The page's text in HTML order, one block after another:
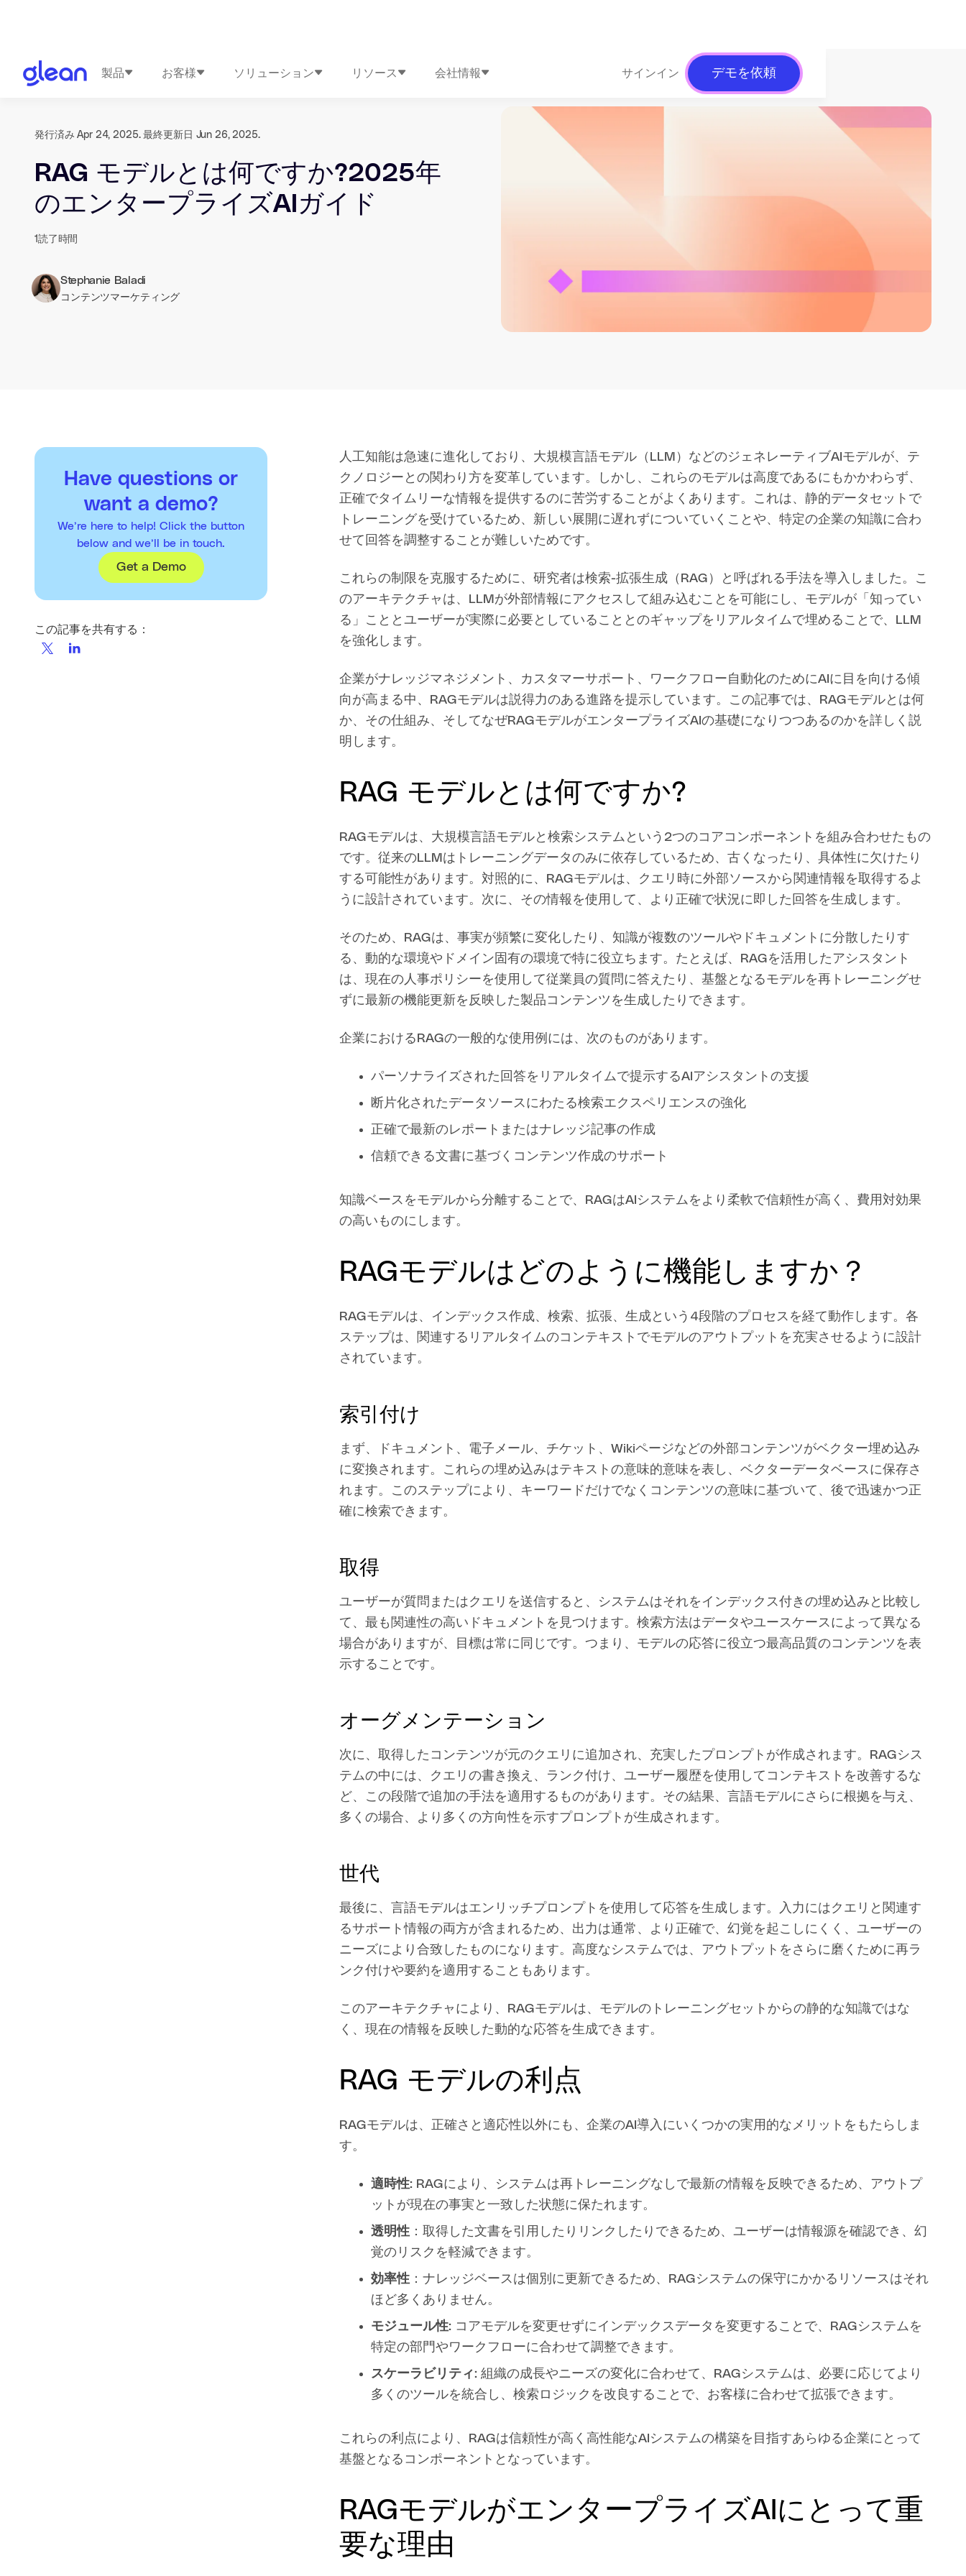
製品 お客様 ソリューション リソース 会社情報 サインイン デモを依頼
発行済み Apr 24, 2025. 最終更新日 Jun 26, 2025.
RAG モデルとは何ですか?2025年
のエンタープライズAIガイド
1読了時間
Stephanie Baladi
コンテンツマーケティング
Have questions or
want a demo?
We’re here to help! Click the button
below and we’ll be in touch.
Get a Demo
この記事を共有する：
人工知能は急速に進化しており、大規模言語モデル（LLM）などのジェネレーティブAIモデルが、テ
クノロジーとの関わり方を変革しています。しかし、これらのモデルは高度であるにもかかわらず、
正確でタイムリーな情報を提供するのに苦労することがよくあります。これは、静的データセットで
トレーニングを受けているため、新しい展開に遅れずについていくことや、特定の企業の知識に合わ
せて回答を調整することが難しいためです。
これらの制限を克服するために、研究者は検索-拡張生成（RAG）と呼ばれる手法を導入しました。こ
のアーキテクチャは、LLMが外部情報にアクセスして組み込むことを可能にし、モデルが「知ってい
る」こととユーザーが実際に必要としていることとのギャップをリアルタイムで埋めることで、LLM
を強化します。
企業がナレッジマネジメント、カスタマーサポート、ワークフロー自動化のためにAIに目を向ける傾
向が高まる中、RAGモデルは説得力のある進路を提示しています。この記事では、RAGモデルとは何
か、その仕組み、そしてなぜRAGモデルがエンタープライズAIの基礎になりつつあるのかを詳しく説
明します。
RAG モデルとは何ですか?
RAGモデルは、大規模言語モデルと検索システムという2つのコアコンポーネントを組み合わせたもの
です。従来のLLMはトレーニングデータのみに依存しているため、古くなったり、具体性に欠けたり
する可能性があります。対照的に、RAGモデルは、クエリ時に外部ソースから関連情報を取得するよ
うに設計されています。次に、その情報を使用して、より正確で状況に即した回答を生成します。
そのため、RAGは、事実が頻繁に変化したり、知識が複数のツールやドキュメントに分散したりす
る、動的な環境やドメイン固有の環境で特に役立ちます。たとえば、RAGを活用したアシスタント
は、現在の人事ポリシーを使用して従業員の質問に答えたり、基盤となるモデルを再トレーニングせ
ずに最新の機能更新を反映した製品コンテンツを生成したりできます。
企業におけるRAGの一般的な使用例には、次のものがあります。
パーソナライズされた回答をリアルタイムで提示するAIアシスタントの支援
断片化されたデータソースにわたる検索エクスペリエンスの強化
正確で最新のレポートまたはナレッジ記事の作成
信頼できる文書に基づくコンテンツ作成のサポート
知識ベースをモデルから分離することで、RAGはAIシステムをより柔軟で信頼性が高く、費用対効果
の高いものにします。
RAGモデルはどのように機能しますか？
RAGモデルは、インデックス作成、検索、拡張、生成という4段階のプロセスを経て動作します。各
ステップは、関連するリアルタイムのコンテキストでモデルのアウトプットを充実させるように設計
されています。
索引付け
まず、ドキュメント、電子メール、チケット、Wikiページなどの外部コンテンツがベクター埋め込み
に変換されます。これらの埋め込みはテキストの意味的意味を表し、ベクターデータベースに保存さ
れます。このステップにより、キーワードだけでなくコンテンツの意味に基づいて、後で迅速かつ正
確に検索できます。
取得
ユーザーが質問またはクエリを送信すると、システムはそれをインデックス付きの埋め込みと比較し
て、最も関連性の高いドキュメントを見つけます。検索方法はデータやユースケースによって異なる
場合がありますが、目標は常に同じです。つまり、モデルの応答に役立つ最高品質のコンテンツを表
示することです。
オーグメンテーション
次に、取得したコンテンツが元のクエリに追加され、充実したプロンプトが作成されます。RAGシス
テムの中には、クエリの書き換え、ランク付け、ユーザー履歴を使用してコンテキストを改善するな
ど、この段階で追加の手法を適用するものがあります。その結果、言語モデルにさらに根拠を与え、
多くの場合、より多くの方向性を示すプロンプトが生成されます。
世代
最後に、言語モデルはエンリッチプロンプトを使用して応答を生成します。入力にはクエリと関連す
るサポート情報の両方が含まれるため、出力は通常、より正確で、幻覚を起こしにくく、ユーザーの
ニーズにより合致したものになります。高度なシステムでは、アウトプットをさらに磨くために再ラ
ンク付けや要約を適用することもあります。
このアーキテクチャにより、RAGモデルは、モデルのトレーニングセットからの静的な知識ではな
く、現在の情報を反映した動的な応答を生成できます。
RAG モデルの利点
RAGモデルは、正確さと適応性以外にも、企業のAI導入にいくつかの実用的なメリットをもたらしま
す。
適時性: RAGにより、システムは再トレーニングなしで最新の情報を反映できるため、アウトプ
ットが現在の事実と一致した状態に保たれます。
透明性 ：取得した文書を引用したりリンクしたりできるため、ユーザーは情報源を確認でき、幻
覚のリスクを軽減できます。
効率性 ：ナレッジベースは個別に更新できるため、RAGシステムの保守にかかるリソースはそれ
ほど多くありません。
モジュール性: コアモデルを変更せずにインデックスデータを変更することで、RAGシステムを
特定の部門やワークフローに合わせて調整できます。
スケーラビリティ: 組織の成長やニーズの変化に合わせて、RAGシステムは、必要に応じてより
多くのツールを統合し、検索ロジックを改良することで、お客様に合わせて拡張できます。
これらの利点により、RAGは信頼性が高く高性能なAIシステムの構築を目指すあらゆる企業にとって
基盤となるコンポーネントとなっています。
RAGモデルがエンタープライズAIにとって重
要な理由